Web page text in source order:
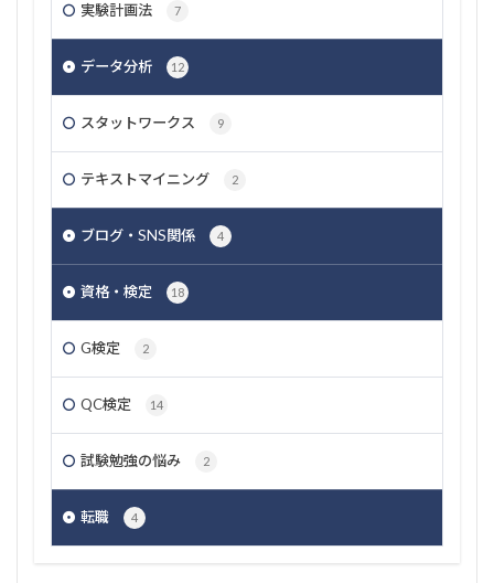
実験計画法 7
データ分析 12
スタットワークス 9
テキストマイニング 2
ブログ・SNS関係 4
資格・検定 18
G検定 2
QC検定 14
試験勉強の悩み 2
転職 4